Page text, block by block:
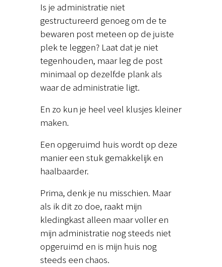
Is je administratie niet
gestructureerd genoeg om de te
bewaren post meteen op de juiste
plek te leggen? Laat dat je niet
tegenhouden, maar leg de post
minimaal op dezelfde plank als
waar de administratie ligt.
En zo kun je heel veel klusjes kleiner
maken.
Een opgeruimd huis wordt op deze
manier een stuk gemakkelijk en
haalbaarder.
Prima, denk je nu misschien. Maar
als ik dit zo doe, raakt mijn
kledingkast alleen maar voller en
mijn administratie nog steeds niet
opgeruimd en is mijn huis nog
steeds een chaos.